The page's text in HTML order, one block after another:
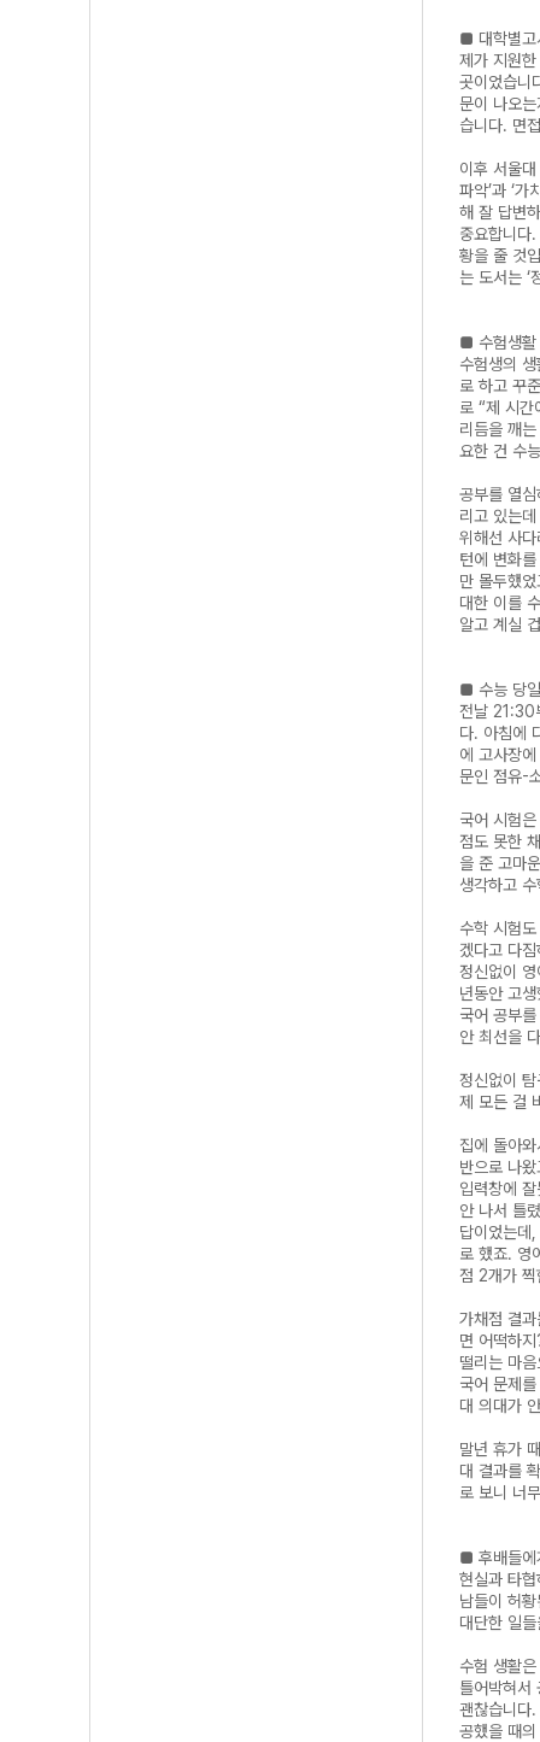
■ 대학별고
제가 지원
곳이었습니
문이 나오
습니다. 면
이후 서울
파악’과 ‘
해 잘 답변
중요합니다
황을 줄 것
는 도서는 ‘
■ 수험생활
수험생의
로 하고 꾸
로 “제 시
리듬을 깨
요한 건 수
공부를 열
리고 있는
위해선 사
턴에 변화
만 몰두했
대한 이를
알고 계실
■ 수능 당
전날 21:30
다. 아침에
에 고사장
문인 점유-
국어 시험
점도 못한
을 준 고마
생각하고
수학 시험
겠다고 다
정신없이
년동안 고
국어 공부
안 최선을
정신없이
제 모든 걸
집에 돌아
반으로 나
입력창에
안 나서 틀
답이었는데
로 했죠. 영
점 2개가 찍
가채점 결
면 어떡하
떨리는 마
국어 문제
대 의대가
말년 휴가
대 결과를
로 보니 너
■ 후배들에
현실과 타
남들이 허
대단한 일
수험 생활
틀어박혀서
괜찮습니다
공했을 때